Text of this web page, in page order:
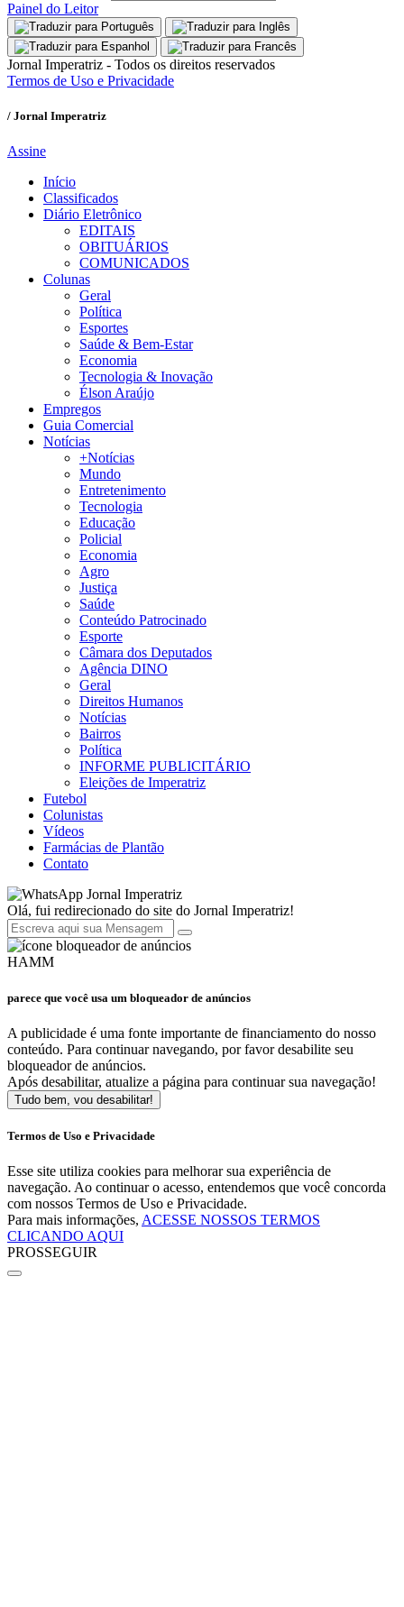
Painel do Leitor
Jornal Imperatriz - Todos os direitos reservados
Termos de Uso e Privacidade
/ Jornal Imperatriz
Assine
Início
Classificados
Diário Eletrônico
EDITAIS
OBITUÁRIOS
COMUNICADOS
Colunas
Geral
Política
Esportes
Saúde & Bem-Estar
Economia
Tecnologia & Inovação
Élson Araújo
Empregos
Guia Comercial
Notícias
+Notícias
Mundo
Entretenimento
Tecnologia
Educação
Policial
Economia
Agro
Justiça
Saúde
Conteúdo Patrocinado
Esporte
Câmara dos Deputados
Agência DINO
Geral
Direitos Humanos
Notícias
Bairros
Política
INFORME PUBLICITÁRIO
Eleições de Imperatriz
Futebol
Colunistas
Vídeos
Farmácias de Plantão
Contato
Jornal Imperatriz
Olá, fui redirecionado do site do Jornal Imperatriz!
HAMM
parece que você usa um bloqueador de anúncios
A publicidade é uma fonte importante de financiamento do nosso
conteúdo. Para continuar navegando, por favor desabilite seu
bloqueador de anúncios.
Após desabilitar, atualize a página para continuar sua navegação!
Tudo bem, vou desabilitar!
Termos de Uso e Privacidade
Esse site utiliza cookies para melhorar sua experiência de
navegação. Ao continuar o acesso, entendemos que você concorda
com nossos Termos de Uso e Privacidade.
Para mais informações, ACESSE NOSSOS TERMOS
CLICANDO AQUI
PROSSEGUIR